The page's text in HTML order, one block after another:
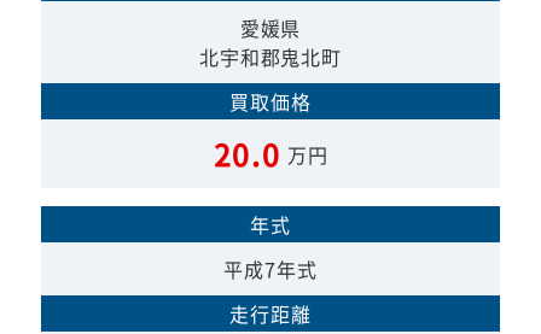
愛媛県
北宇和郡鬼北町
買取価格
20.0 万円
年式
平成7年式
走行距離